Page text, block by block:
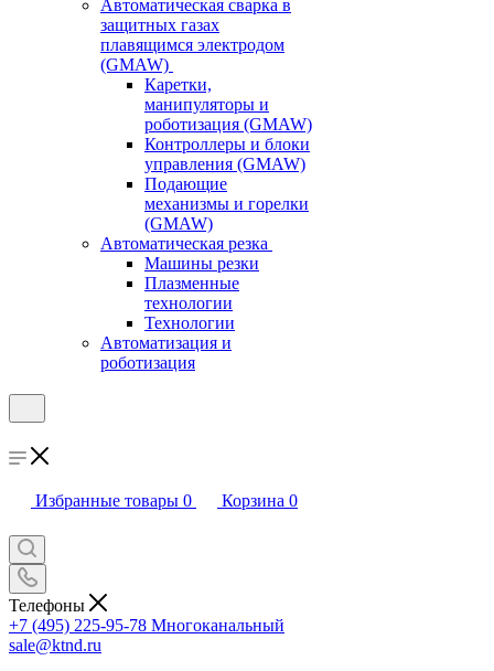
Автоматическая сварка в
защитных газах
плавящимся электродом
(GMAW)
Каретки,
манипуляторы и
роботизация (GMAW)
Контроллеры и блоки
управления (GMAW)
Подающие
механизмы и горелки
(GMAW)
Автоматическая резка
Машины резки
Плазменные
технологии
Технологии
Автоматизация и
роботизация
Избранные товары 0 Корзина 0
Телефоны
+7 (495) 225-95-78 Многоканальный
sale@ktnd.ru